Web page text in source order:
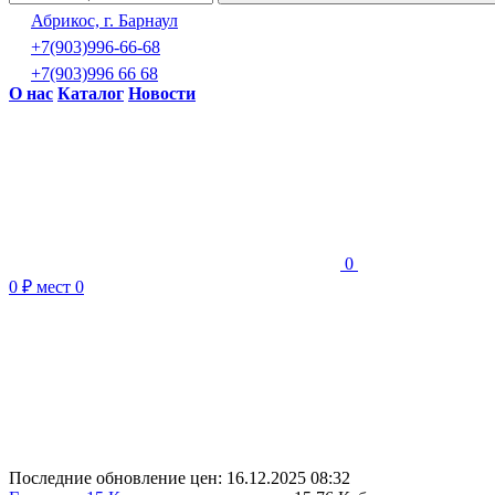
Абрикос, г. Барнаул
+7(903)996-66-68
+7(903)996 66 68
О нас Каталог Новости
0
0 ₽ мест 0
Последние обновление цен: 16.12.2025 08:32